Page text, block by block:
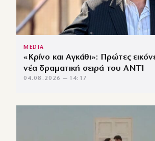
MEDIA
«Κρίνο και Αγκάθι»: Πρώτες
νέα δραματική σειρά του ANT1
04.08.2026 — 14:17